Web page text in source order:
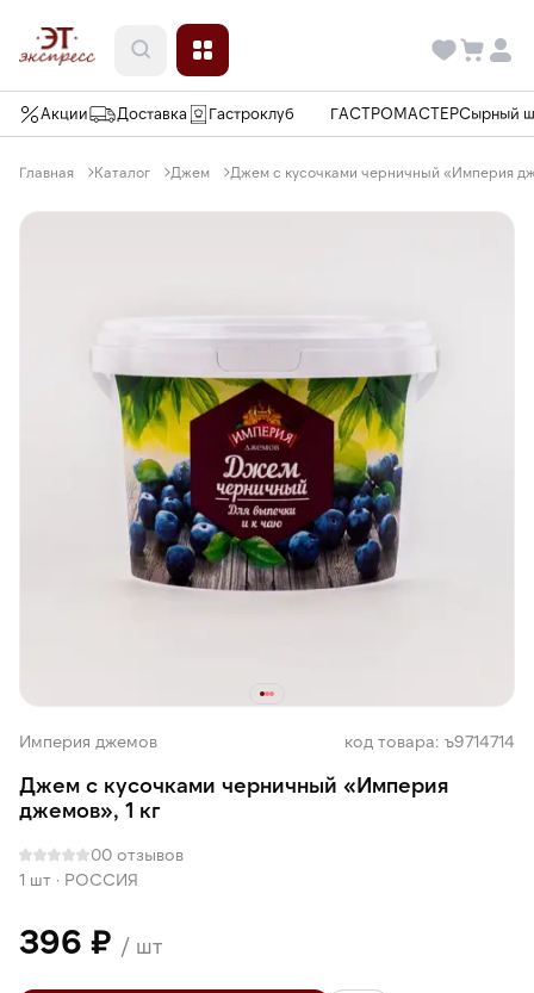
Акции Доставка Гастроклуб ГАСТРОМАСТЕРСырный
Главная Каталог Джем Джем с кусочками черничный «Империя
Империя джемов код товара: ъ9714714
Джем с кусочками черничный «Империя
джемов», 1 кг
00 отзывов
1 шт · РОССИЯ
396 ₽ / шт